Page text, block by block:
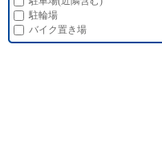
駐輪場
バイク置き場